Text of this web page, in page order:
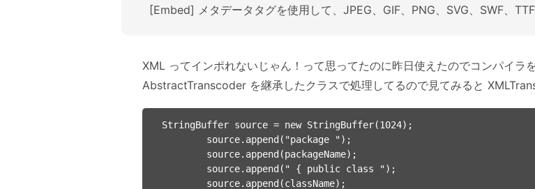
[Embed] メタデータタグを使用して、JPEG、GIF、PNG、SVG、SWF、
XML ってインポれないじゃん！って思ってたのに昨日使えたのでコンパイラ
AbstractTranscoder を継承したクラスで処理してるので見てみると
StringBuffer source = new StringBuffer(1024);